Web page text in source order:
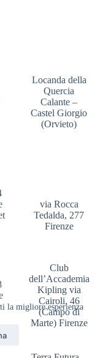
la migliore esperienza
Locanda della
Quercia
Calante –
Castel Giorgio
(Orvieto)
via Rocca
Tedalda, 277
Firenze
Club
dell’Accademia
Kipling via
Cairoli, 46
(Campo di
Marte) Firenze